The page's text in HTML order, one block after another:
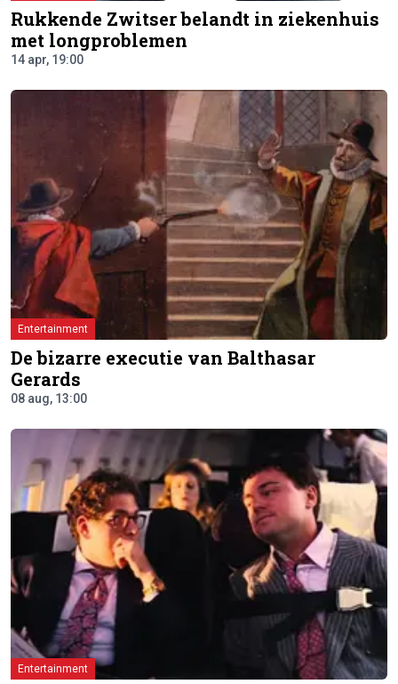
Rukkende Zwitser belandt in ziekenhuis
met longproblemen
14 apr, 19:00
Entertainment
De bizarre executie van Balthasar
Gerards
08 aug, 13:00
Entertainment